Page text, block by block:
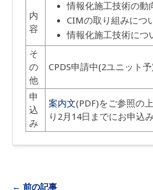
内
容
情報化施工技術の動
CIMの取り組みにつ
情報化施工技術につ
そ
の
他
CPDS申請中(2ユニット
申
込
み
案内文(PDF)をご参照の上
り2月14日までにお申込
← 前の記事